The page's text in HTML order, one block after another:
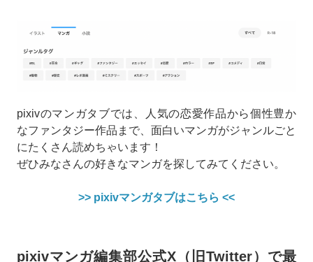
pixivのマンガタブでは、人気の恋愛作品から個性豊か
なファンタジー作品まで、面白いマンガがジャンルごと
にたくさん読めちゃいます！
ぜひみなさんの好きなマンガを探してみてください。
>> pixivマンガタブはこちら <<
pixivマンガ編集部公式X（旧Twitter）で最